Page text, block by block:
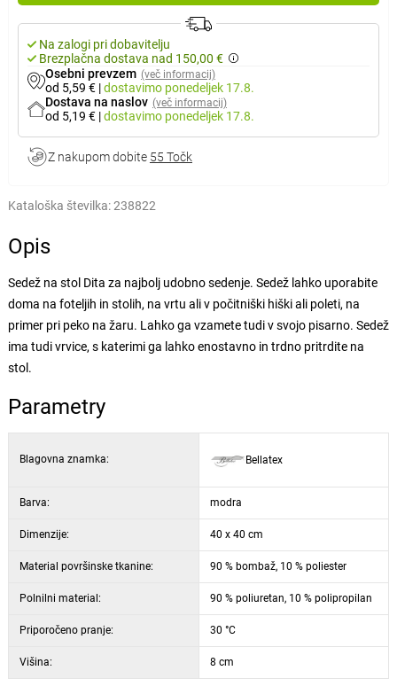
Na zalogi pri dobavitelju
Brezplačna dostava nad 150,00 €
Osebni prevzem (več informacij)
od 5,59 € |dostavimo ponedeljek 17.8.
Dostava na naslov (več informacij)
od 5,19 € |dostavimo ponedeljek 17.8.
Z nakupom dobite 55 Točk
Kataloška številka:238822
Opis
Sedež na stol Dita za najbolj udobno sedenje. Sedež lahko uporabite
doma na foteljih in stolih, na vrtu ali v počitniški hiški ali poleti, na
primer pri peko na žaru. Lahko ga vzamete tudi v svojo pisarno. Sedež
ima tudi vrvice, s katerimi ga lahko enostavno in trdno pritrdite na
stol.
Parametry
Blagovna znamka: Bellatex
Barva: modra
Dimenzije: 40 x 40 cm
Material površinske tkanine: 90 % bombaž, 10 % poliester
Polnilni material: 90 % poliuretan, 10 % polipropilan
Priporočeno pranje: 30 °C
Višina: 8 cm